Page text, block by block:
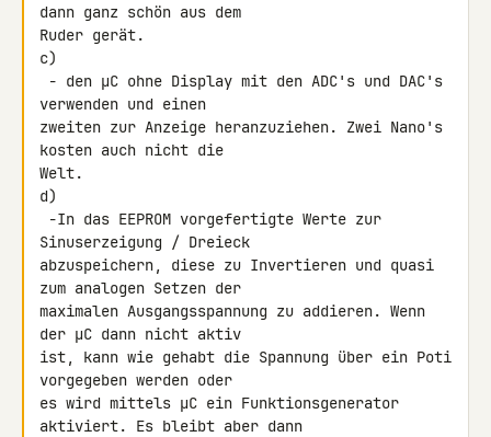
dann ganz schön aus dem
Ruder gerät.
c)
verwenden und einen
zweiten zur Anzeige heranzuziehen. Zwei Nano's
kosten auch nicht die
Welt.
d)
Sinuserzeigung / Dreieck
abzuspeichern, diese zu Invertieren und quasi
zum analogen Setzen der
maximalen Ausgangsspannung zu addieren. Wenn
der µC dann nicht aktiv
ist, kann wie gehabt die Spannung über ein Poti
vorgegeben werden oder
es wird mittels µC ein Funktionsgenerator
aktiviert. Es bleibt aber dann